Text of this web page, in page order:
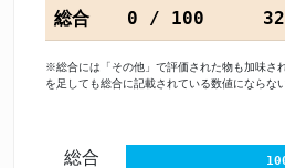
総合 0 / 100 32
※総合には「その他」で評価された物も加味さ
を足しても総合に記載されている数値にならな
総合